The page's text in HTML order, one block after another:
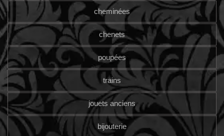
cheminées
chenets
poupées
trains
jouets anciens
bijouterie